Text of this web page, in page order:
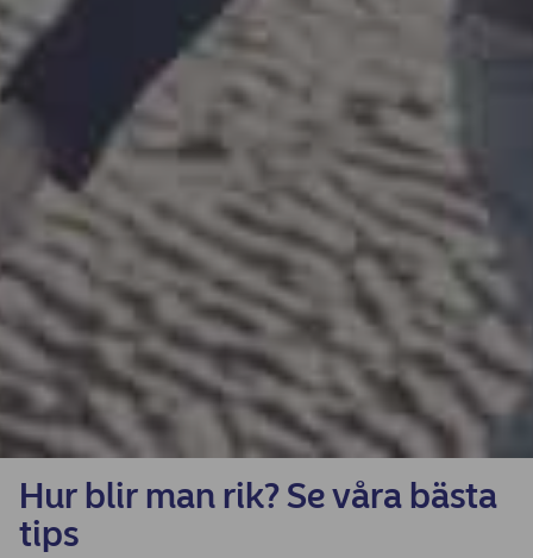
Hur blir man rik? Se våra bästa
tips